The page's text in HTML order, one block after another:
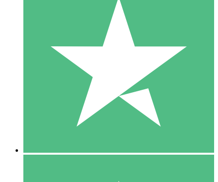
Paquetes de Créditos Individuales
Paga según el uso con créditos de descarga. Sin compromiso
10 00